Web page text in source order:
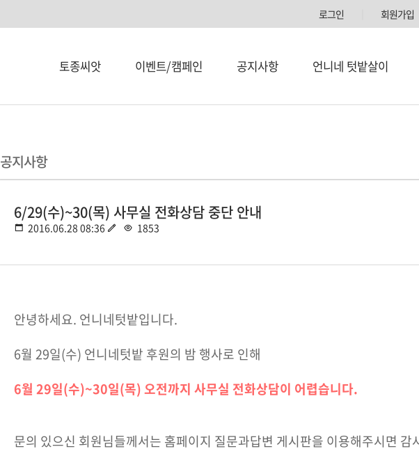
로그인 회원가입
토종씨앗 이벤트/캠페인 공지사항 언니네 텃밭살이
공지사항
6/29(수)~30(목) 사무실 전화상담 중단 안내
2016.06.28 08:36 1853
안녕하세요. 언니네텃밭입니다.
6월 29일(수) 언니네텃밭 후원의 밤 행사로 인해
6월 29일(수)~30일(목) 오전까지 사무실 전화상담이 어렵습니다.
문의 있으신 회원님들께서는 홈페이지 질문과답변 게시판을 이용해주시면 감